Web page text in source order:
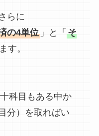
らに
の4単位」と「 そ
す。
科目もある中か
分）を取ればい